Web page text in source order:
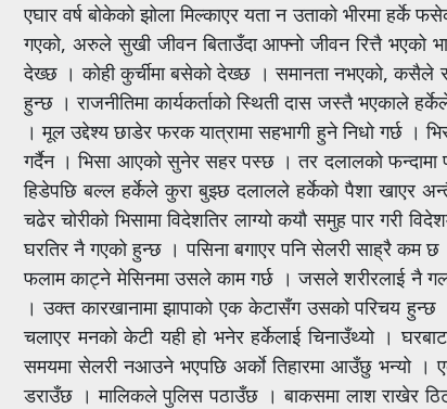
एघार वर्ष बोकेको झोला मिल्काएर यता न उताको भीरमा
गएको, अरुले सुखी जीवन बिताउँदा आफ्नो जीवन रित्तै
देख्छ । कोही कुर्चीमा बसेको देख्छ । समानता नभएको, कसैले
हुन्छ । राजनीतिमा कार्यकर्ताको स्थिती दास जस्तै भएकाले
। मूल उद्देश्य छाडेर फरक यात्रामा सहभागी हुने निधो गर्छ ।
गर्दैन । भिसा आएको सुनेर सहर पस्छ । तर दलालको फन्दामा
हिडेपछि बल्ल हर्केले कुरा बुझ्छ दलालले हर्केको पैशा खाएर
चढेर चोरीको भिसामा विदेशतिर लाग्यो कयौ समुह पार गरी
घरतिर नै गएको हुन्छ । पसिना बगाएर पनि सेलरी साह्रै कम
फलाम काट्ने मेसिनमा उसले काम गर्छ । जसले शरीरलाई नै
। उक्त कारखानामा झापाको एक केटासँग उसको परिचय
चलाएर मनको केटी यही हो भनेर हर्केलाई चिनाउँथ्यो ।
समयमा सेलरी नआउने भएपछि अर्काे तिहारमा आउँछु भन्यो ।
डराउँछ । मालिकले पुलिस पठाउँछ । बाकसमा लाश राखेर